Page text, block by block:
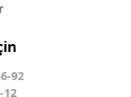
92
12